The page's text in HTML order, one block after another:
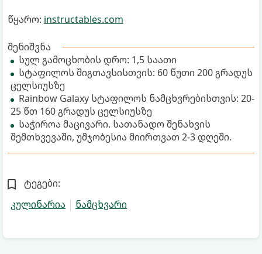
წყარო: instructables.com
შენიშვნა
სულ გამოცხობის დრო: 1,5 საათი
სტაფილოს შიგთავსისთვის: 60 წუთი 200 გრადუს
ცელსიუსზე
Rainbow Galaxy სტაფილოს ნამცხვრებისთვის: 20-
25 წთ 160 გრადუს ცელსიუსზე
საჭიროა მაცივარი. სათანადო შენახვის
შემთხვევაში, უმჯობესია მიირთვათ 2-3 დღეში.
ტეგები:
კულინარია
ნამცხვარი